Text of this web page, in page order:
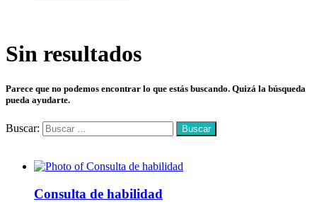
Sin resultados
Parece que no podemos encontrar lo que estás buscando. Quizá la búsqueda
pueda ayudarte.
Buscar:
Consulta de habilidad